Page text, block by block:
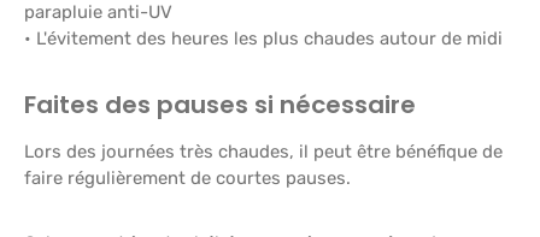
parapluie anti-UV
• L'évitement des heures les plus chaudes autour de midi
Faites des pauses si nécessaire
Lors des journées très chaudes, il peut être bénéfique de
faire régulièrement de courtes pauses.